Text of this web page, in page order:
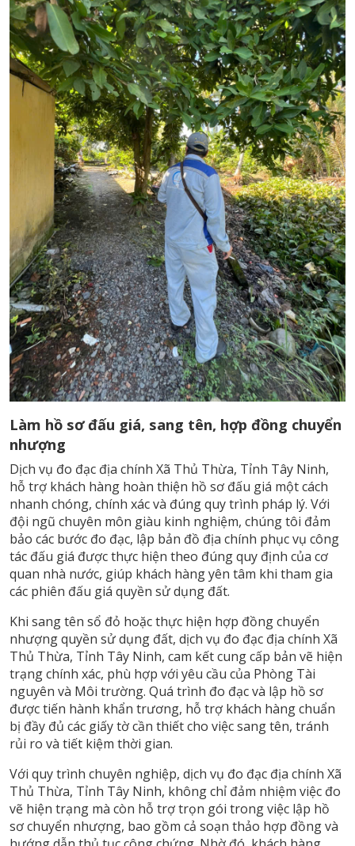
Làm hồ sơ đấu giá, sang tên, hợp đồng chuyển
nhượng
Dịch vụ đo đạc địa chính Xã Thủ Thừa, Tỉnh Tây Ninh,
hỗ trợ khách hàng hoàn thiện hồ sơ đấu giá một cách
nhanh chóng, chính xác và đúng quy trình pháp lý. Với
đội ngũ chuyên môn giàu kinh nghiệm, chúng tôi đảm
bảo các bước đo đạc, lập bản đồ địa chính phục vụ công
tác đấu giá được thực hiện theo đúng quy định của cơ
quan nhà nước, giúp khách hàng yên tâm khi tham gia
các phiên đấu giá quyền sử dụng đất.
Khi sang tên sổ đỏ hoặc thực hiện hợp đồng chuyển
nhượng quyền sử dụng đất, dịch vụ đo đạc địa chính Xã
Thủ Thừa, Tỉnh Tây Ninh, cam kết cung cấp bản vẽ hiện
trạng chính xác, phù hợp với yêu cầu của Phòng Tài
nguyên và Môi trường. Quá trình đo đạc và lập hồ sơ
được tiến hành khẩn trương, hỗ trợ khách hàng chuẩn
bị đầy đủ các giấy tờ cần thiết cho việc sang tên, tránh
rủi ro và tiết kiệm thời gian.
Với quy trình chuyên nghiệp, dịch vụ đo đạc địa chính Xã
Thủ Thừa, Tỉnh Tây Ninh, không chỉ đảm nhiệm việc đo
vẽ hiện trạng mà còn hỗ trợ trọn gói trong việc lập hồ
sơ chuyển nhượng, bao gồm cả soạn thảo hợp đồng và